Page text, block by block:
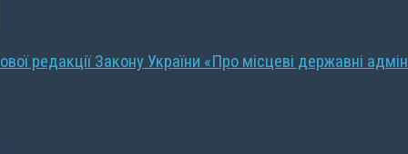
редакції Закону України «Про місцеві державні